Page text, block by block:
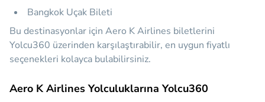
Bangkok Uçak Bileti
Bu destinasyonlar için Aero K Airlines biletlerini
Yolcu360 üzerinden karşılaştırabilir, en uygun fiyatlı
seçenekleri kolayca bulabilirsiniz.
Aero K Airlines Yolculuklarına Yolcu360